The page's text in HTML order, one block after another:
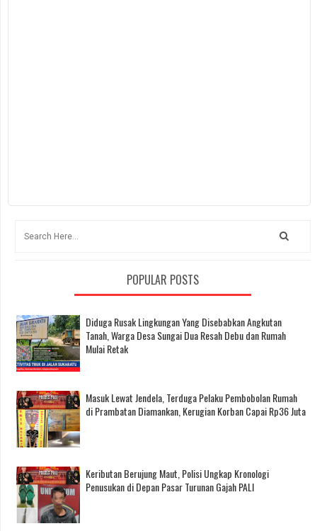
POPULAR POSTS
Diduga Rusak Lingkungan Yang Disebabkan Angkutan
Tanah, Warga Desa Sungai Dua Resah Debu dan Rumah
Mulai Retak
Masuk Lewat Jendela, Terduga Pelaku Pembobolan Rumah
di Prambatan Diamankan, Kerugian Korban Capai Rp36 Juta
Keributan Berujung Maut, Polisi Ungkap Kronologi
Penusukan di Depan Pasar Turunan Gajah PALI